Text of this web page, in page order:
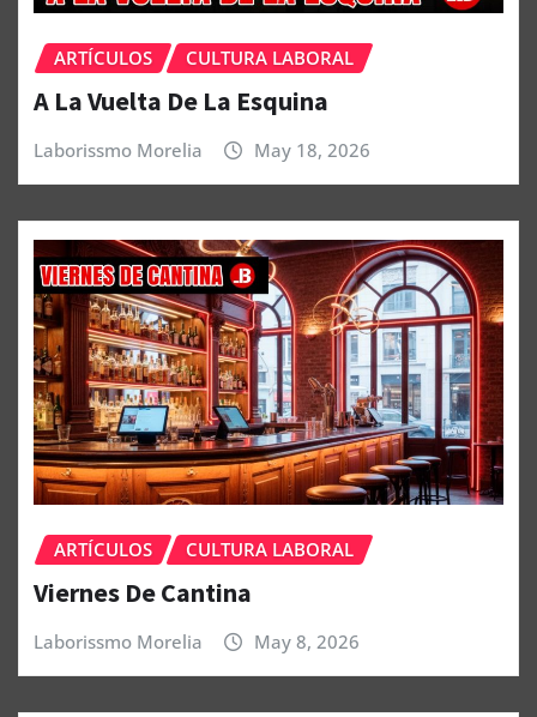
ARTÍCULOS CULTURA LABORAL
A La Vuelta De La Esquina
Laborissmo Morelia May 18, 2026
ARTÍCULOS CULTURA LABORAL
Viernes De Cantina
Laborissmo Morelia May 8, 2026